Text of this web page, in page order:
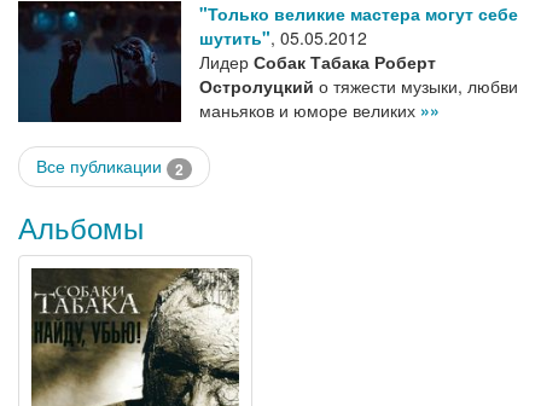
"Только великие мастера могут себе
шутить", 05.05.2012
Лидер Собак Табака Роберт
Остролуцкий о тяжести музыки, любви
маньяков и юморе великих »»
Все публикации 2
Альбомы